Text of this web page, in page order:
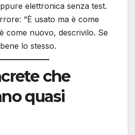
elettronica senza test.
“È usato ma è come
come nuovo, descrivilo. Se
lo stesso.
che
quasi